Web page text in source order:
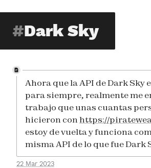
Dark Sky
Ahora que la API de Dark Sky
para siempre, realmente me
trabajo que unas cuantas
hicieron conhttps://
estoy de vuelta y funciona
misma API de lo que fue Dark
22 Mar 2023